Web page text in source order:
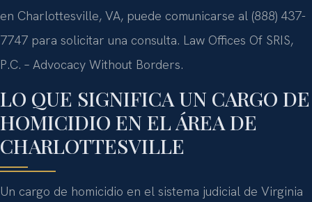
en Charlottesville, VA, puede comunicarse al (888) 437-
7747 para solicitar una consulta. Law Offices Of SRIS,
P.C. – Advocacy Without Borders.
LO QUE SIGNIFICA UN CARGO DE
HOMICIDIO EN EL ÁREA DE
CHARLOTTESVILLE
Un cargo de homicidio en el sistema judicial de Virginia